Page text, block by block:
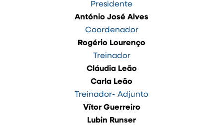
Presidente
António José Alves
Coordenador
Rogério Lourenço
Treinador
Cláudia Leão
Carla Leão
Treinador- Adjunto
Vítor Guerreiro
Lubin Runser